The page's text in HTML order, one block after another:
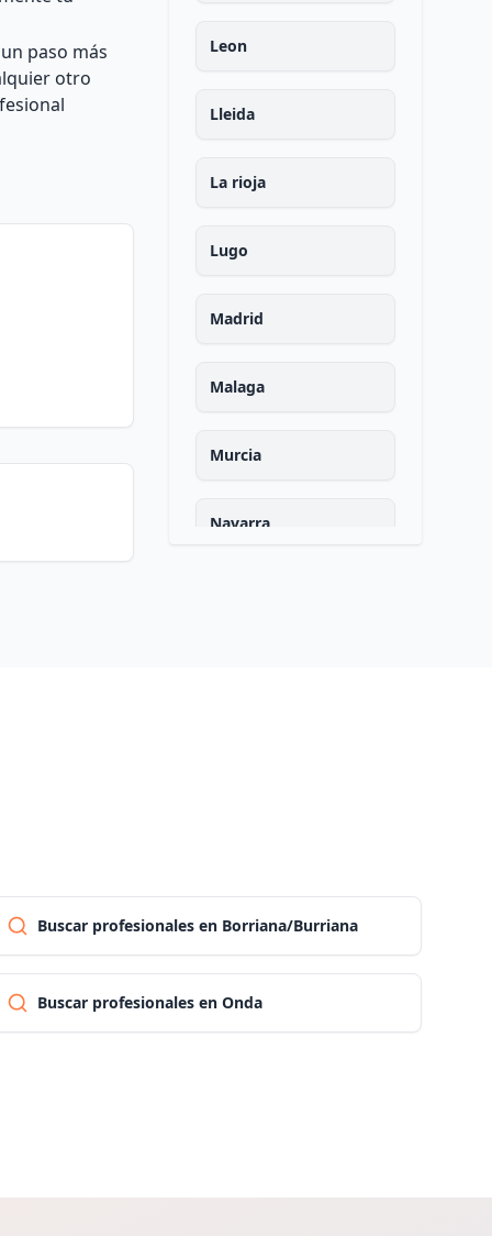
paso más
otro
Leon
Lleida
La rioja
Lugo
Madrid
Malaga
Murcia
Navarra
Salamanca
Santa cruz de tenerife
Buscar profesionales en Borriana/Burriana
Buscar profesionales en Onda